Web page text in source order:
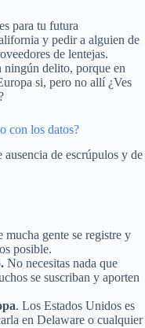
para tu futura
y pedir a alguien de
de lentejas.
ningún delito, porque en
si, pero no allí ¿Ves
con los datos?
de escrúpulos y de
mucha gente se registre y
posible.
No necesitas nada que
se suscriban y aporten
. Los Estados Unidos es
en Delaware o cualquier